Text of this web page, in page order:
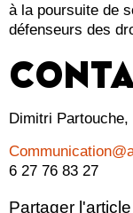
à la poursuite de
défenseurs des
Dimitri
6 27 76 83 27
Partager l'article